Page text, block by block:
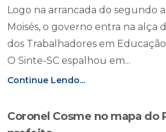
Logo na arrancada do segundo
Moisés, o governo entra na alça
dos Trabalhadores em
O Sinte-SC espalhou em...
Continue Lendo...
Coronel Cosme no mapa do